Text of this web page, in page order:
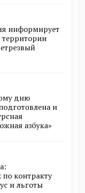
информирует
дню
и
азбука»
контракту
и льготы